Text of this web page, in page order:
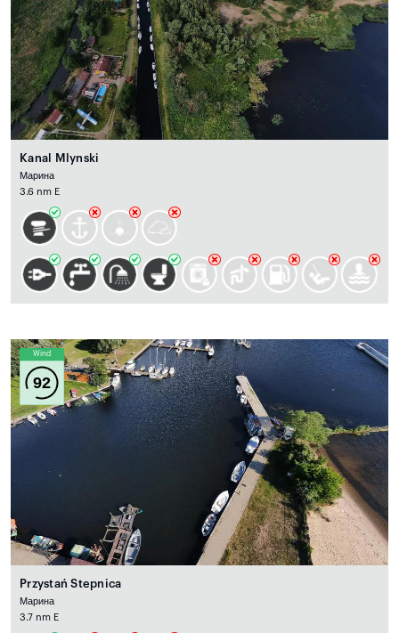
Kanal Mlynski
Марина
3.6 nm E
Wind
92
Przystań Stepnica
Марина
3.7 nm E